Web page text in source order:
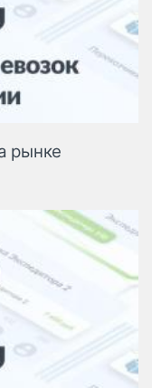
рынке